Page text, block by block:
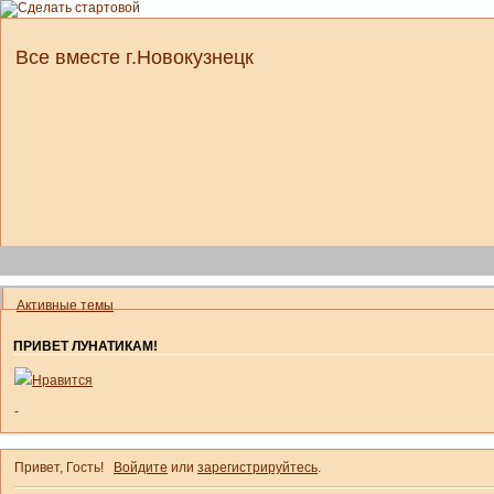
Все вместе г.Новокузнецк
Активные темы
ПРИВЕТ ЛУНАТИКАМ!
Нравится
-
Привет, Гость! Войдите или зарегистрируйтесь.